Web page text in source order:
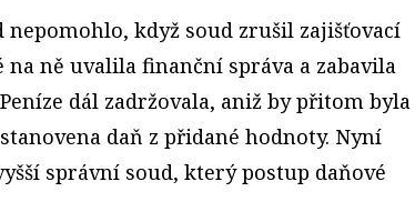
když soud zrušil zajišťovací
na ně uvalila finanční správa a zabavila
dál zadržovala, aniž by přitom byla
daň z přidané hodnoty. Nyní
správní soud, který postup daňové